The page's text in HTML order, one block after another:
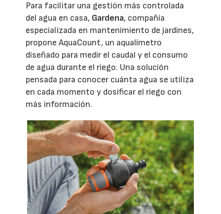
Para facilitar una gestión más controlada
del agua en casa, Gardena, compañía
especializada en mantenimiento de jardines,
propone AquaCount, un aqualímetro
diseñado para medir el caudal y el consumo
de agua durante el riego. Una solución
pensada para conocer cuánta agua se utiliza
en cada momento y dosificar el riego con
más información.